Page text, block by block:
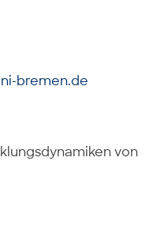
bremen.de
von